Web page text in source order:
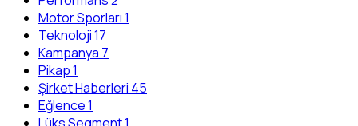
Motor Sporları1
Teknoloji17
Kampanya 7
Pikap1
Şirket Haberleri 45
Eğlence1